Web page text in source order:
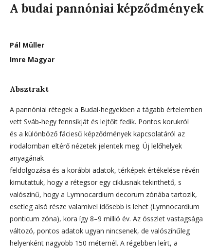
A budai pannóniai képződmények
Pál Müller
Imre Magyar
Absztrakt
A pannóniai rétegek a Budai-hegyekben a tágabb értelemben
vett Sváb-hegy fennsíkját és lejtőit fedik. Pontos korukról
és a különböző fáciesű képződmények kapcsolatáról az
irodalomban eltérő nézetek jelentek meg. Új lelőhelyek
anyagának
feldolgozása és a korábbi adatok, térképek értékelése révén
kimutattuk, hogy a rétegsor egy ciklusnak tekinthető, s
valószínű, hogy a Lymnocardium decorum zónába tartozik,
esetleg alsó része valamivel idősebb is lehet (Lymnocardium
ponticum zóna), kora így 8–9 millió év. Az összlet vastagsága
változó, pontos adatok ugyan nincsenek, de valószínűleg
helyenként nagyobb 150 méternél. A régebben leírt, a